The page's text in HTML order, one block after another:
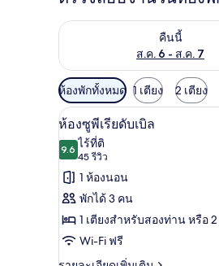
คืนนี้
ส.ค. 6 - ส.ค. 7
ตรวจสอบจำนวนห้องพักว่าง
ตัว
กรอง
ที่
มี
ให้
สำหรับ
ห้อง
พัก
ห้องพักทั้งหมด 1 เตียง 2 เตียง
เปิด
ภาพถ่าย
ทั้งหมด
ของ
ห้อง
ซู
พี
29
ห้องซูพีเรียดับเบิล
9.69.6 จาก 10
ไร้ที่ติ
45 รีวิว
(45
รีวิว)
1 ห้องนอน
พักได้ 3 คน
1 เตียงสำหรับสองท่าน หรือ 2
Wi-Fi ฟรี